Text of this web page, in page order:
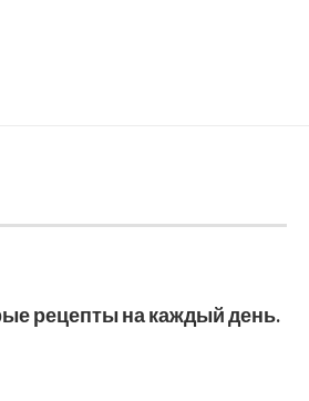
рецепты на каждый день.